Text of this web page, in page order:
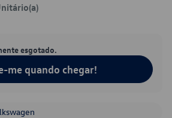
esgotado.
me quando chegar!